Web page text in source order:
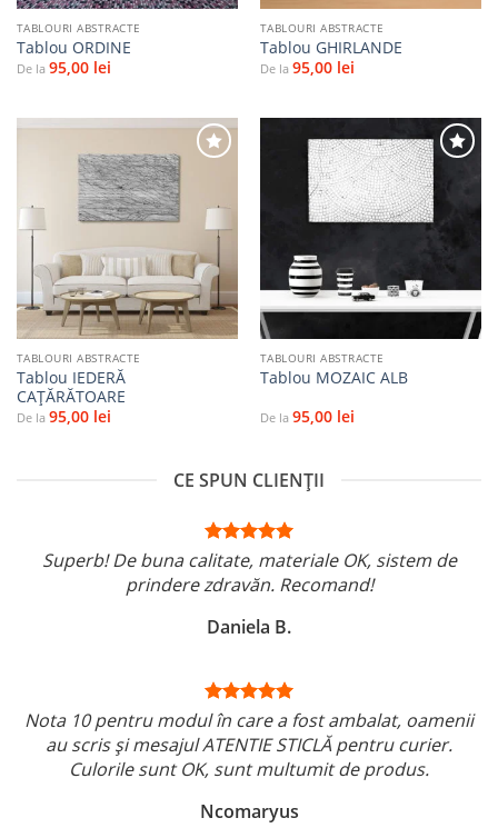
TABLOURI ABSTRACTE
Tablou ORDINE
De la 95,00 lei
TABLOURI ABSTRACTE
Tablou GHIRLANDE
De la 95,00 lei
Adaugă
la
favorite
TABLOURI ABSTRACTE
Tablou IEDERĂ
CAȚĂRĂTOARE
De la 95,00 lei
Adaugă
la
favorite
TABLOURI ABSTRACTE
Tablou MOZAIC ALB
De la 95,00 lei
CE SPUN CLIENȚII
Superb! De buna calitate, materiale OK, sistem de
prindere zdravăn. Recomand!
Daniela B.
Nota 10 pentru modul în care a fost ambalat, oamenii
au scris și mesajul ATENTIE STICLĂ pentru curier.
Culorile sunt OK, sunt multumit de produs.
Ncomaryus